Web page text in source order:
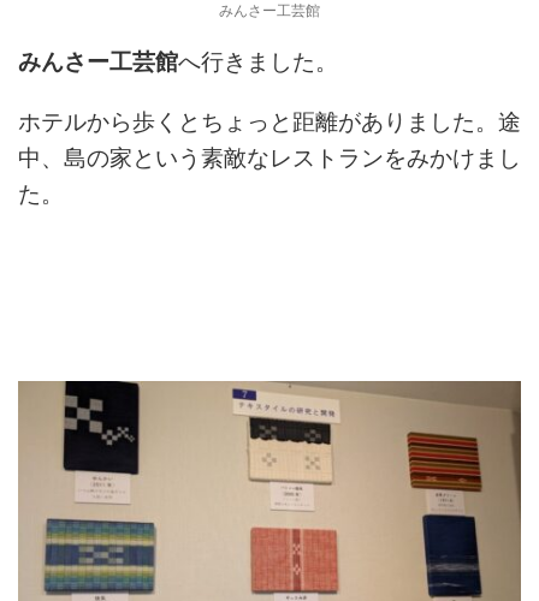
みんさー工芸館
みんさー工芸館へ行きました。
ホテルから歩くとちょっと距離がありました。途
中、島の家という素敵なレストランをみかけまし
た。